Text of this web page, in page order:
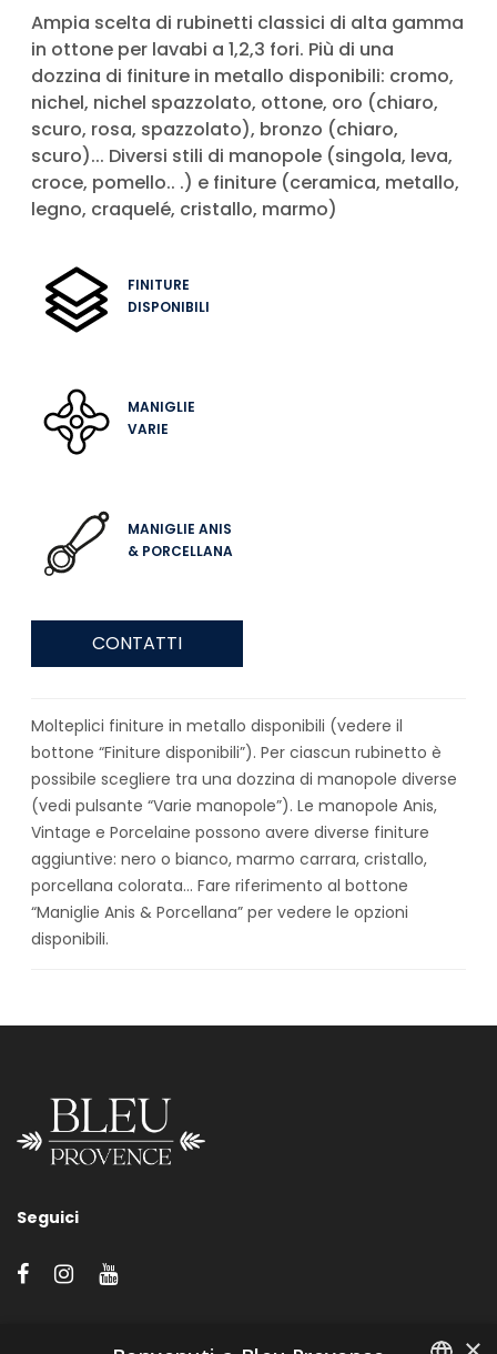
Ampia scelta di rubinetti classici di alta gamma
in ottone per lavabi a 1,2,3 fori. Più di una
dozzina di finiture in metallo disponibili: cromo,
nichel, nichel spazzolato, ottone, oro (chiaro,
scuro, rosa, spazzolato), bronzo (chiaro,
scuro)... Diversi stili di manopole (singola, leva,
croce, pomello.. .) e finiture (ceramica, metallo,
legno, craquelé, cristallo, marmo)
FINITURE
DISPONIBILI
MANIGLIE
VARIE
MANIGLIE ANIS
& PORCELLANA
CONTATTI
Molteplici finiture in metallo disponibili (vedere il
bottone “Finiture disponibili”). Per ciascun rubinetto è
possibile scegliere tra una dozzina di manopole diverse
(vedi pulsante “Varie manopole”). Le manopole Anis,
Vintage e Porcelaine possono avere diverse finiture
aggiuntive: nero o bianco, marmo carrara, cristallo,
porcellana colorata… Fare riferimento al bottone
“Maniglie Anis & Porcellana” per vedere le opzioni
disponibili.
Seguici